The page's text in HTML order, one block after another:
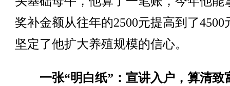
奖补金额从往年的2500元提高到了4500
坚定了他扩大养殖规模的信心。
一张“明白纸”：宣讲入户，算清致